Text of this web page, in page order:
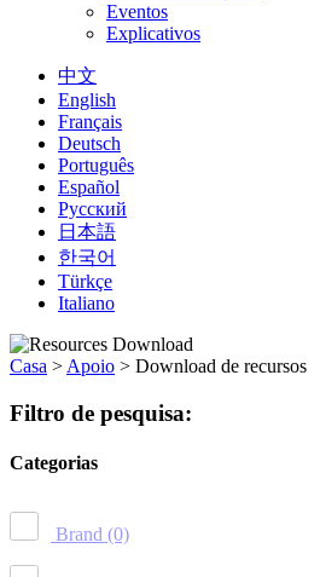
Eventos
Explicativos
中文
English
Français
Deutsch
Português
Español
Русский
日本語
한국어
Türkçe
Italiano
Casa > Apoio > Download de recursos
Filtro de pesquisa:
Categorias
Brand (0)